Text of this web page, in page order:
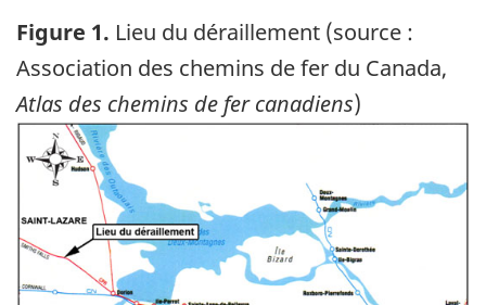
Figure 1. Lieu du déraillement (source :
Association des chemins de fer du Canada,
Atlas des chemins de fer canadiens)
Image